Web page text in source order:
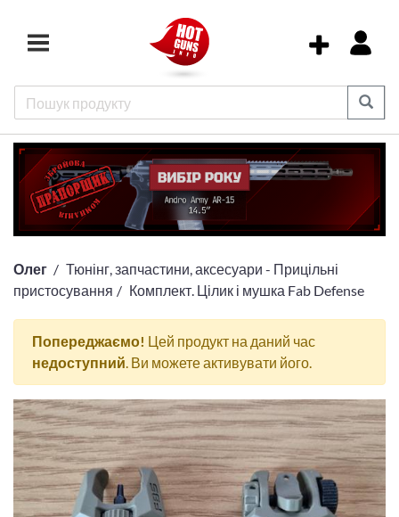
Олег
Тюнінг, запчастини, аксесуари - Прицільні
пристосування
Комплект. Цілик і мушка Fab Defense
Попереджаємо! Цей продукт на даний час
недоступний. Ви можете активувати його.